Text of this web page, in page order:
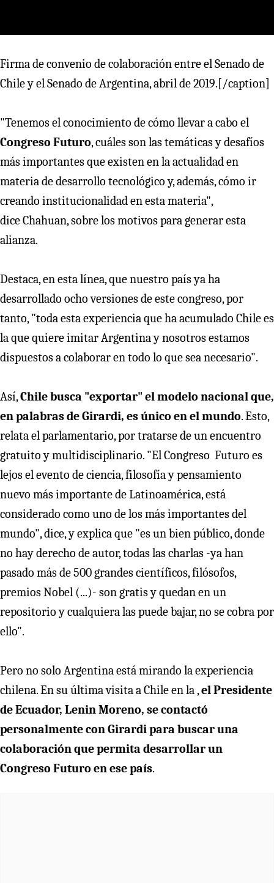
Firma de convenio de colaboración entre el Senado de
Chile y el Senado de Argentina, abril de 2019.[/caption]
"Tenemos el conocimiento de cómo llevar a cabo el
Congreso Futuro, cuáles son las temáticas y desafíos
más importantes que existen en la actualidad en
materia de desarrollo tecnológico y, además, cómo ir
creando institucionalidad en esta materia",
dice Chahuan, sobre los motivos para generar esta
alianza.
Destaca, en esta línea, que nuestro país ya ha
desarrollado ocho versiones de este congreso, por
tanto, "toda esta experiencia que ha acumulado Chile es
la que quiere imitar Argentina y nosotros estamos
dispuestos a colaborar en todo lo que sea necesario".
Así,Chile busca "exportar" el modelo nacional que,
en palabras de Girardi, es único en el mundo. Esto,
relata el parlamentario, por tratarse de un encuentro
gratuito y multidisciplinario. "El Congreso Futuro es
lejos el evento de ciencia, filosofía y pensamiento
nuevo más importante de Latinoamérica, está
considerado como uno de los más importantes del
mundo", dice, y explica que "es un bien público, donde
no hay derecho de autor, todas las charlas -ya han
pasado más de 500 grandes científicos, filósofos,
premios Nobel (...)- son gratis y quedan en un
repositorio y cualquiera las puede bajar, no se cobra por
ello".
Pero no solo Argentina está mirando la experiencia
chilena. En su última visita a Chile en la ,el Presidente
de Ecuador, Lenin Moreno, se contactó
personalmente con Girardi para buscar una
colaboración que permita desarrollar un
Congreso Futuro en ese país.